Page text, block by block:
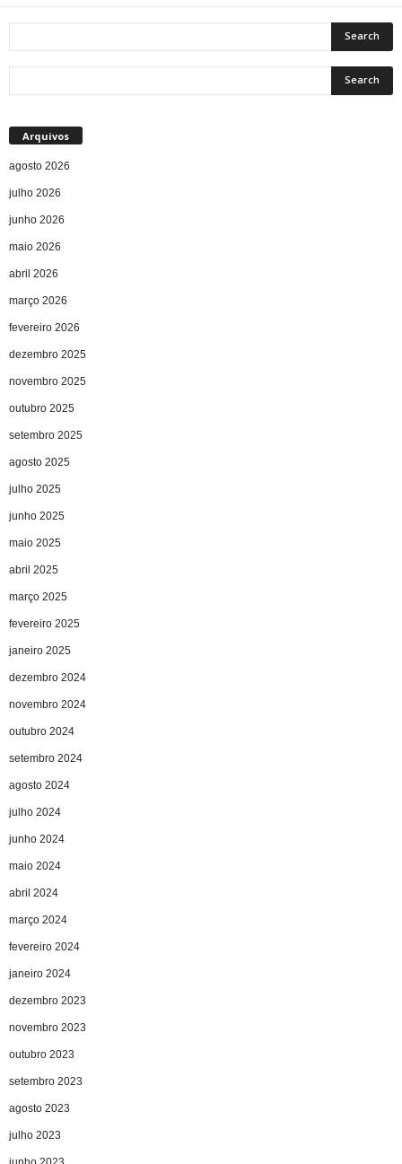
Arquivos
agosto 2026
julho 2026
junho 2026
maio 2026
abril 2026
março 2026
fevereiro 2026
dezembro 2025
novembro 2025
outubro 2025
setembro 2025
agosto 2025
julho 2025
junho 2025
maio 2025
abril 2025
março 2025
fevereiro 2025
janeiro 2025
dezembro 2024
novembro 2024
outubro 2024
setembro 2024
agosto 2024
julho 2024
junho 2024
maio 2024
abril 2024
março 2024
fevereiro 2024
janeiro 2024
dezembro 2023
novembro 2023
outubro 2023
setembro 2023
agosto 2023
julho 2023